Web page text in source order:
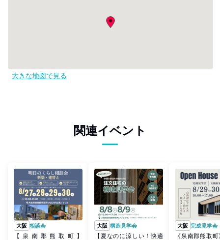
大きな地図で見る
関連イベント
大阪 相談会
【泉南郡熊取町】
大阪 構造見学会
【夏なのに涼しい！快適
大阪 完成見学会
《泉南郡熊取